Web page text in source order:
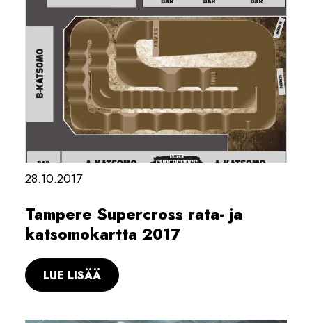
28.10.2017
Tampere Supercross rata- ja
katsomokartta 2017
LUE LISÄÄ